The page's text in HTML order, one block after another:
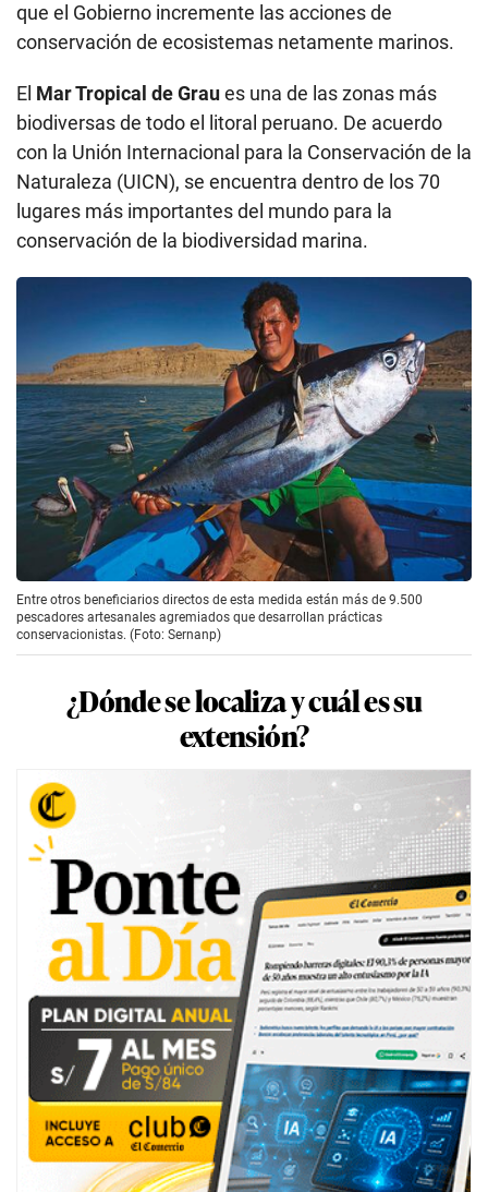
que el Gobierno incremente las acciones de
conservación de ecosistemas netamente marinos.
El Mar Tropical de Graues una de las zonas más
biodiversas de todo el litoral peruano. De acuerdo
con la Unión Internacional para la Conservación de la
Naturaleza (UICN), se encuentra dentro de los 70
lugares más importantes del mundo para la
conservación de la biodiversidad marina.
Entre otros beneficiarios directos de esta medida están más de 9.500
pescadores artesanales agremiados que desarrollan prácticas
conservacionistas. (Foto: Sernanp)
¿Dónde se localiza y cuál es su
extensión?